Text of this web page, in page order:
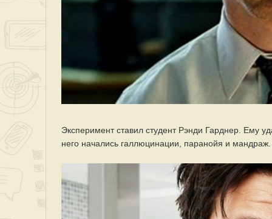
Эксперимент ставил студент Рэнди Гарднер. Ему
него начались галлюцинации, паранойя и мандраж.